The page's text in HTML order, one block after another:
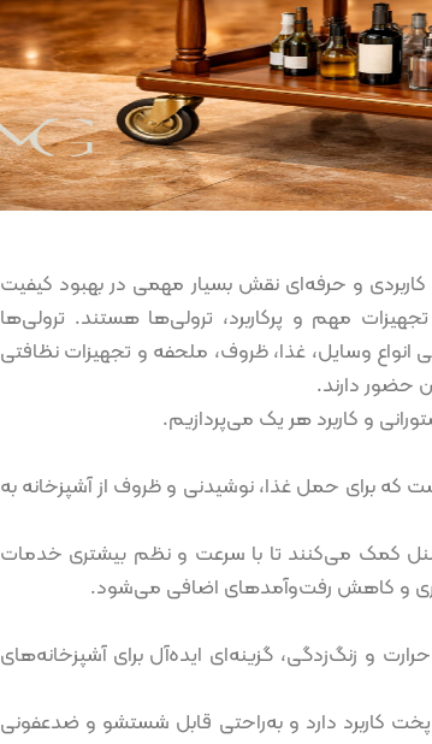
و حرفه‌ای نقش بسیار مهمی در بهبود کیفیت
مهم و پرکاربرد، ترولی‌ها هستند. ترولی‌ها
انواع وسایل، غذا، ظروف، ملحفه و تجهیزات نظافتی
حضور دارند.
و کاربرد هر یک می‌پردازیم.
که برای حمل غذا، نوشیدنی و ظروف از آشپزخانه به
کمک می‌کنند تا با سرعت و نظم بیشتری خدمات
و کاهش رفت‌وآمدهای اضافی می‌شود.
و زنگ‌زدگی، گزینه‌ای ایده‌آل برای آشپزخانه‌های
کاربرد دارد و به‌راحتی قابل شستشو و ضدعفونی